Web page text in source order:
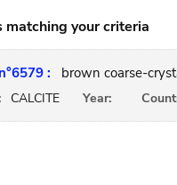
matching your criteria
: brown coarse-
CALCITE Year: